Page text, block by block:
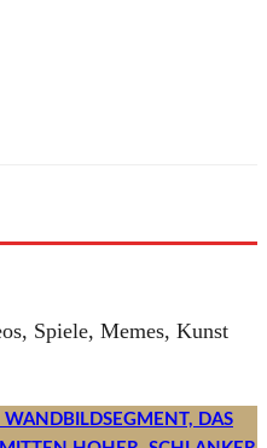
Spiele, Memes, Kunst